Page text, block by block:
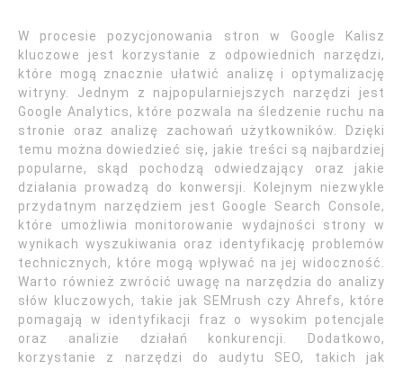
W procesie pozycjonowania stron w Google Kalisz
kluczowe jest korzystanie z odpowiednich narzędzi,
które mogą znacznie ułatwić analizę i optymalizację
witryny. Jednym z najpopularniejszych narzędzi jest
Google Analytics, które pozwala na śledzenie ruchu na
stronie oraz analizę zachowań użytkowników. Dzięki
temu można dowiedzieć się, jakie treści są najbardziej
popularne, skąd pochodzą odwiedzający oraz jakie
działania prowadzą do konwersji. Kolejnym niezwykle
przydatnym narzędziem jest Google Search Console,
które umożliwia monitorowanie wydajności strony w
wynikach wyszukiwania oraz identyfikację problemów
technicznych, które mogą wpływać na jej widoczność.
Warto również zwrócić uwagę na narzędzia do analizy
słów kluczowych, takie jak SEMrush czy Ahrefs, które
pomagają w identyfikacji fraz o wysokim potencjale
oraz analizie działań konkurencji. Dodatkowo,
korzystanie z narzędzi do audytu SEO, takich jak